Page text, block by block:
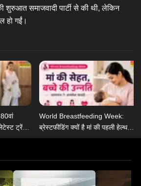
शुरुआत समाजवादी पार्टी से की थी, लेकिन
हो गईं।
ट्रेंडी
em>​
World Breastfeeding Week:
ब्रेस्टफीडिंग क्यों है मां की पहली हेल्थ
थेरेपी, जानें ब्रेस्टफीडिंग के 6 हेल्थ